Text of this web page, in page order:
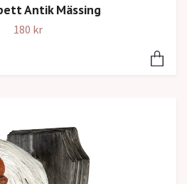
Antik Mässing
180 kr